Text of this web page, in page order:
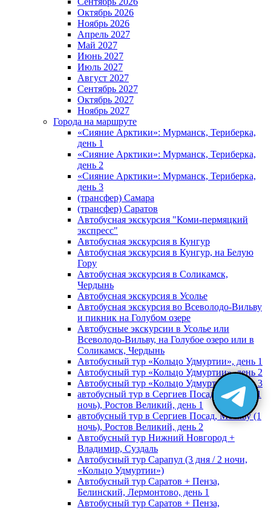
Октябрь 2026
Ноябрь 2026
Апрель 2027
Май 2027
Июнь 2027
Июль 2027
Август 2027
Сентябрь 2027
Октябрь 2027
Ноябрь 2027
Города на маршруте
«Сияние Арктики»: Мурманск, Териберка,
день 1
«Сияние Арктики»: Мурманск, Териберка,
день 2
«Сияние Арктики»: Мурманск, Териберка,
день 3
(трансфер) Самара
(трансфер) Саратов
Автобусная экскурсия "Коми-пермяцкий
экспресс"
Автобусная экскурсия в Кунгур
Автобусная экскурсия в Кунгур, на Белую
Гору
Автобусная экскурсия в Соликамск,
Чердынь
Автобусная экскурсия в Усолье
Автобусная экскурсия во Всеволодо-Вильву
и пикник на Голубом озере
Автобусные экскурсии в Усолье или
Всеволодо-Вильву, на Голубое озеро или в
Соликамск, Чердынь
Автобусный тур «Кольцо Удмуртии», день 1
Автобусный тур «Кольцо Удмуртии», день 2
Автобусный тур «Кольцо Удмуртии», день 3
автобусный тур в Сергиев Посад, Москву (1
ночь), Ростов Великий, день 1
автобусный тур в Сергиев Посад, Москву (1
ночь), Ростов Великий, день 2
Автобусный тур Нижний Новгород +
Владимир, Суздаль
Автобусный тур Сарапул (3 дня / 2 ночи,
«Кольцо Удмуртии»)
Автобусный тур Саратов + Пенза,
Белинский, Лермонтово, день 1
Автобусный тур Саратов + Пенза,